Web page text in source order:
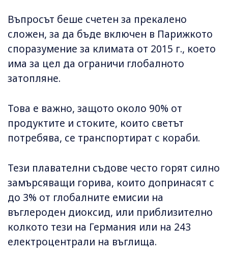
Въпросът беше счетен за прекалено
сложен, за да бъде включен в Парижкото
споразумение за климата от 2015 г., което
има за цел да ограничи глобалното
затопляне.
Това е важно, защото около 90% от
продуктите и стоките, които светът
потребява, се транспортират с кораби.
Тези плавателни съдове често горят силно
замърсяващи горива, които допринасят с
до 3% от глобалните емисии на
въглероден диоксид, или приблизително
колкото тези на Германия или на 243
електроцентрали на въглища.